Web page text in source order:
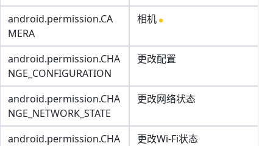
android.permission.CA
MERA
相机
android.permission.CHA
NGE_CONFIGURATION
更改配置
android.permission.CHA
NGE_NETWORK_STATE
更改网络状态
android.permission.CHA
更改Wi-Fi状态